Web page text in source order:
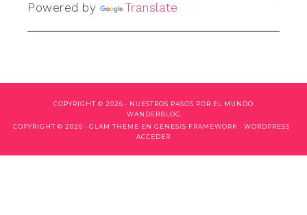
Powered by Translate
COPYRIGHT © 2026 · NUESTROS PASOS POR EL MUNDO
WANDERBLOG
COPYRIGHT © 2026 · GLAM THEME EN GENESIS FRAMEWORK · WORDPRESS ·
ACCEDER